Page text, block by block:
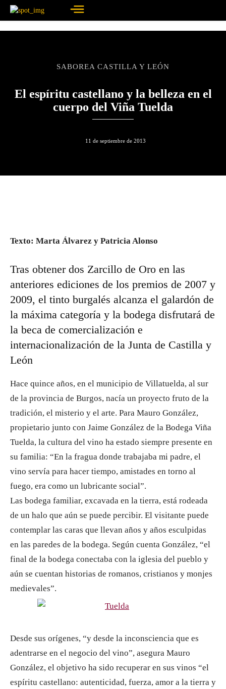
SABOREA CASTILLA Y LEÓN
El espíritu castellano y la belleza en el
cuerpo del Viña Tuelda
11 de septiembre de 2013
Texto: Marta Álvarez y Patricia Alonso
Tras obtener dos Zarcillo de Oro en las
anteriores ediciones de los premios de 2007 y
2009, el tinto burgalés alcanza el galardón de
la máxima categoría y la bodega disfrutará de
la beca de comercialización e
internacionalización de la Junta de Castilla y
León
Hace quince años, en el municipio de Villatuelda, al sur
de la provincia de Burgos, nacía un proyecto fruto de la
tradición, el misterio y el arte. Para Mauro González,
propietario junto con Jaime González de la Bodega Viña
Tuelda, la cultura del vino ha estado siempre presente en
su familia: “En la fragua donde trabajaba mi padre, el
vino servía para hacer tiempo, amistades en torno al
fuego, era como un lubricante social”.
Las bodega familiar, excavada en la tierra, está rodeada
de un halo que aún se puede percibir. El visitante puede
contemplar las caras que llevan años y años esculpidas
en las paredes de la bodega. Según cuenta González, “el
final de la bodega conectaba con la iglesia del pueblo y
aún se cuentan historias de romanos, cristianos y monjes
medievales”.
Desde sus orígenes, “y desde la inconsciencia que es
adentrarse en el negocio del vino”, asegura Mauro
González, el objetivo ha sido recuperar en sus vinos “el
espíritu castellano: autenticidad, fuerza, amor a la tierra y